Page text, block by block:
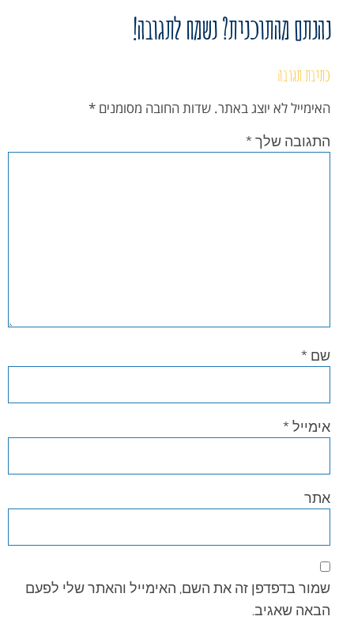
נהנתם מהתוכנית? נשמח לתגובה!
כתיבת תגובה
האימייל לא יוצג באתר. שדות החובה מסומנים *
התגובה שלך *
שם *
אימייל *
אתר
שמור בדפדפן זה את השם, האימייל והאתר שלי לפעם
הבאה שאגיב.